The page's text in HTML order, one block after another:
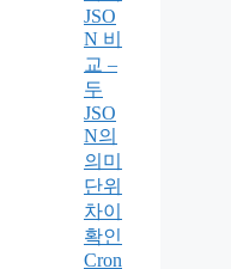
JSO
N 비
교 –
두
JSO
N의
의미
단위
차이
확인
Cron